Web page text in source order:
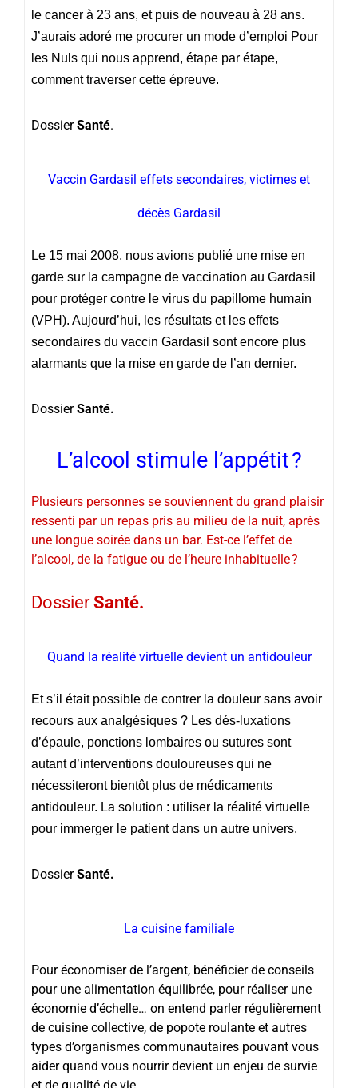
le cancer à 23 ans, et puis de nouveau à 28 ans.
J’aurais adoré me procurer un mode d’emploi Pour
les Nuls qui nous apprend, étape par étape,
comment traverser cette épreuve.
DossierSanté.
Vaccin Gardasil effets secondaires, victimes et
décès Gardasil
Le 15 mai 2008, nous avions publié une mise en
garde sur la campagne de vaccination au Gardasil
pour protéger contre le virus du papillome humain
(VPH). Aujourd’hui, les résultats et les effets
secondaires du vaccin Gardasil sont encore plus
alarmants que la mise en garde de l’an dernier.
DossierSanté.
L’alcool stimule l’appétit ?
Plusieurs personnes se souviennent du grand plaisir
ressenti par un repas pris au milieu de la nuit, après
une longue soirée dans un bar. Est-ce l’effet de
l’alcool, de la fatigue ou de l’heure inhabituelle ?
DossierSanté.
Quand la réalité virtuelle devient un antidouleur
Et s’il était possible de contrer la douleur sans avoir
recours aux analgésiques ? Les dés-luxations
d’épaule, ponctions lombaires ou sutures sont
autant d’interventions douloureuses qui ne
nécessiteront bientôt plus de médicaments
antidouleur. La solution : utiliser la réalité virtuelle
pour immerger le patient dans un autre univers.
DossierSanté.
La cuisine familiale
Pour économiser de l’argent, bénéficier de conseils
pour une alimentation équilibrée, pour réaliser une
économie d’échelle… on entend parler régulièrement
de cuisine collective, de popote roulante et autres
types d’organismes communautaires pouvant vous
aider quand vous nourrir devient un enjeu de survie
et de qualité de vie.